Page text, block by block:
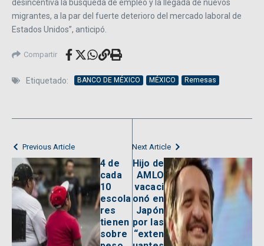
desincentiva la búsqueda de empleo y la llegada de nuevos
migrantes, a la par del fuerte deterioro del mercado laboral de
Estados Unidos”, anticipó.
Compartir
Etiquetado: BANCO DE MÉXICO MÉXICO Remesas
Previous Article
4 de
cada
10
escola
res
tienen
sobre
Next Article
Hijo de
AMLO
vacaci
onó en
Japón
por las
“exten